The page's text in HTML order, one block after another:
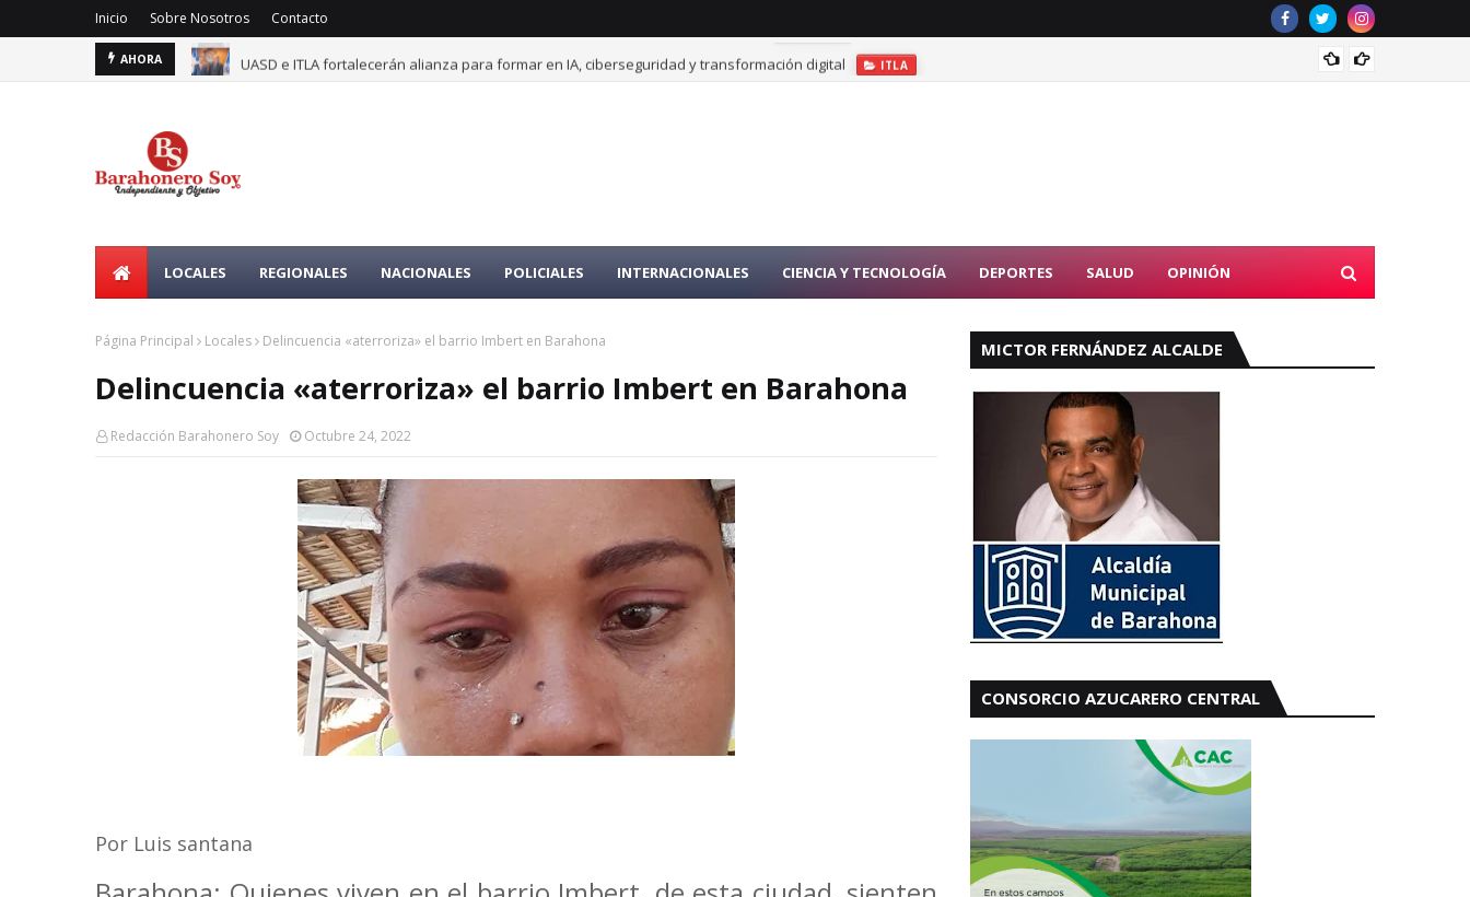
Inicio Sobre Nosotros Contacto
AHORA UASD e ITLA fortalecerán alianza para formar en IA, ciberseguridad y transformación digital ITLA
LOCALES REGIONALES NACIONALES POLICIALES INTERNACIONALES CIENCIA Y TECNOLOGÍA DEPORTES SALUD OPINIÓN
Página Principal Locales Delincuencia «aterroriza» el barrio Imbert en Barahona
Delincuencia «aterroriza» el barrio Imbert en Barahona
Redacción Barahonero Soy Octubre 24, 2022
Por Luis santana
MICTOR FERNÁNDEZ ALCALDE
CONSORCIO AZUCARERO CENTRAL